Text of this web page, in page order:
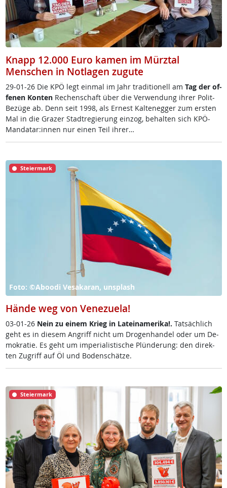
Knapp 12.000 Euro kamen im Mürztal
Menschen in Notlagen zugute
29-01-26 Die KPÖ legt ein­mal im Jahr tra­di­tio­nell am Tag der of­
fe­nen Kon­tenRe­chen­schaft über die Ver­wen­dung ih­rer Po­lit-
Be­zü­ge ab. Denn seit 1998, als Er­nest Kal­te­neg­ger zum ers­ten
Mal in die Gra­zer Stadt­re­gie­rung ein­zog, be­hal­ten sich KPÖ-
Man­da­tar:in­nen nur ei­nen Teil ih­rer…
Steiermark
Foto: ©Aboodi Vesakaran, unsplash
Hände weg von Venezuela!
03-01-26 Nein zu ei­nem Krieg in Latei­na­me­ri­ka!. Tat­säch­lich
geht es in die­sem An­griff nicht um Dro­gen­han­del oder um De­
mo­k­ra­tie. Es geht um im­pe­ria­lis­ti­sche Plün­de­rung: den di­rek­
ten Zu­griff auf Öl und Bo­den­schät­ze.
Steiermark